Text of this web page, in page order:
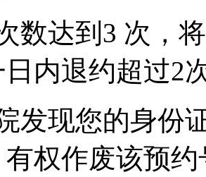
数达到3 次，
内退约超过2
发现您的身份
权作废该预约